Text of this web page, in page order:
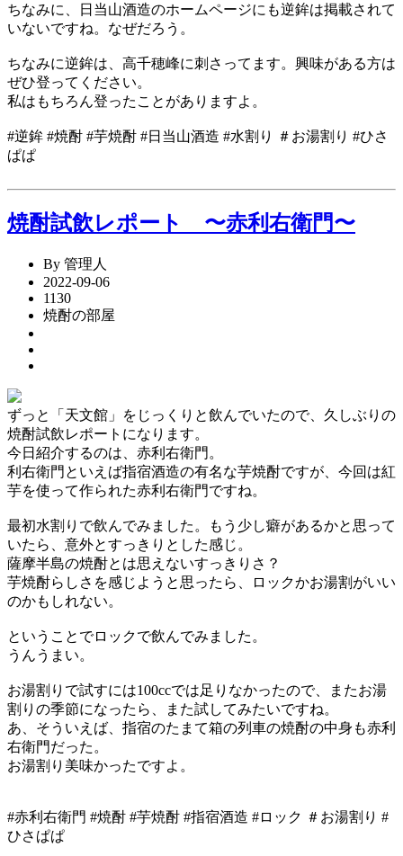
ちなみに、日当山酒造のホームページにも逆鉾は掲載されて
いないですね。なぜだろう。
ちなみに逆鉾は、高千穂峰に刺さってます。興味がある方は
ぜひ登ってください。
私はもちろん登ったことがありますよ。
#逆鉾 #焼酎 #芋焼酎 #日当山酒造 #水割り ＃お湯割り #ひさ
ぱぱ
焼酎試飲レポート 〜赤利右衛門〜
By 管理人
2022-09-06
1130
焼酎の部屋
ずっと「天文館」をじっくりと飲んでいたので、久しぶりの
焼酎試飲レポートになります。
今日紹介するのは、赤利右衛門。
利右衛門といえば指宿酒造の有名な芋焼酎ですが、今回は紅
芋を使って作られた赤利右衛門ですね。
最初水割りで飲んでみました。もう少し癖があるかと思って
いたら、意外とすっきりとした感じ。
薩摩半島の焼酎とは思えないすっきりさ？
芋焼酎らしさを感じようと思ったら、ロックかお湯割がいい
のかもしれない。
ということでロックで飲んでみました。
うんうまい。
お湯割りで試すには100ccでは足りなかったので、またお湯
割りの季節になったら、また試してみたいですね。
あ、そういえば、指宿のたまて箱の列車の焼酎の中身も赤利
右衛門だった。
お湯割り美味かったですよ。
#赤利右衛門 #焼酎 #芋焼酎 #指宿酒造 #ロック ＃お湯割り #
ひさぱぱ